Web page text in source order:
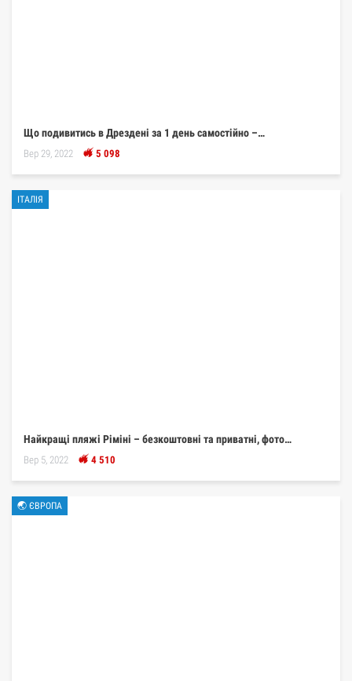
Що подивитись в Дрездені за 1 день самостійно –…
Вер 29, 2022 5 098
ІТАЛІЯ
Найкращі пляжі Ріміні – безкоштовні та приватні, фото…
Вер 5, 2022 4 510
🌏 ЄВРОПА